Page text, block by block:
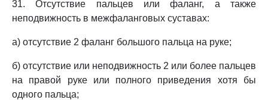
31. Отсутствие пальцев или фаланг, а также
неподвижность в межфаланговых суставах:
а) отсутствие 2 фаланг большого пальца на руке;
б) отсутствие или неподвижность 2 или более пальцев
на правой руке или полного приведения хотя бы
одного пальца;